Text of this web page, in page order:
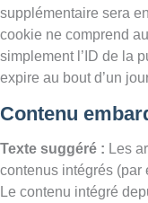
supplémentaire sera
cookie ne comprend
simplement l’ID de la
expire au bout d’un
Contenu
Texte suggéré : Les
contenus intégrés
Le contenu intégré